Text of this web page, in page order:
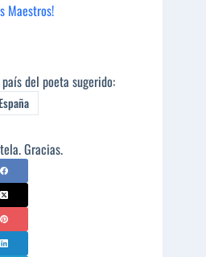
Maestros!
del poeta sugerido:
Gracias.